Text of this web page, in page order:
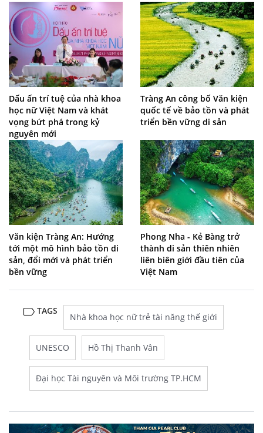
Dấu ấn trí tuệ của nhà khoa
học nữ Việt Nam và khát
vọng bứt phá trong kỷ
nguyên mới
Tràng An công bố Văn kiện
quốc tế về bảo tồn và phát
triển bền vững di sản
Văn kiện Tràng An: Hướng
tới một mô hình bảo tồn di
sản, đổi mới và phát triển
bền vững
Phong Nha - Kẻ Bàng trở
thành di sản thiên nhiên
liên biên giới đầu tiên của
Việt Nam
TAGS
Nhà khoa học nữ trẻ tài năng thế giới
UNESCO Hồ Thị Thanh Vân
Đại học Tài nguyên và Môi trường TP.HCM